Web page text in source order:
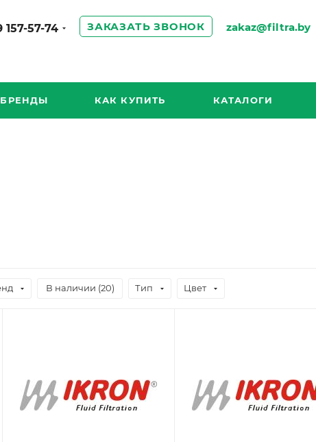
157-57-74 ЗАКАЗАТЬ ЗВОНОК zakaz@filtra.by
БРЕНДЫ КАК КУПИТЬ КАТАЛОГИ
В наличии (20) Тип Цвет